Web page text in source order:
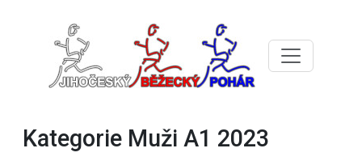
Kategorie Muži A1 2023